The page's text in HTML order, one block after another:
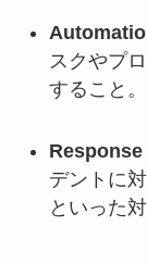
スクやプ
すること。
Response
デントに
といった